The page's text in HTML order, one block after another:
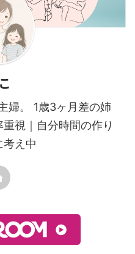
婦。 1歳3ヶ月差の姉
視｜自分時間の作り
考え中